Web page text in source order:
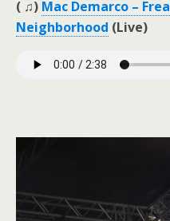
( ♫) Mac Demarco –
Neighborhood (Live)